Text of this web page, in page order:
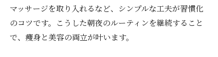
マッサージを取り入れるなど、シンプルな工夫が習慣化
のコツです。こうした朝夜のルーティンを継続すること
で、痩身と美容の両立が叶います。